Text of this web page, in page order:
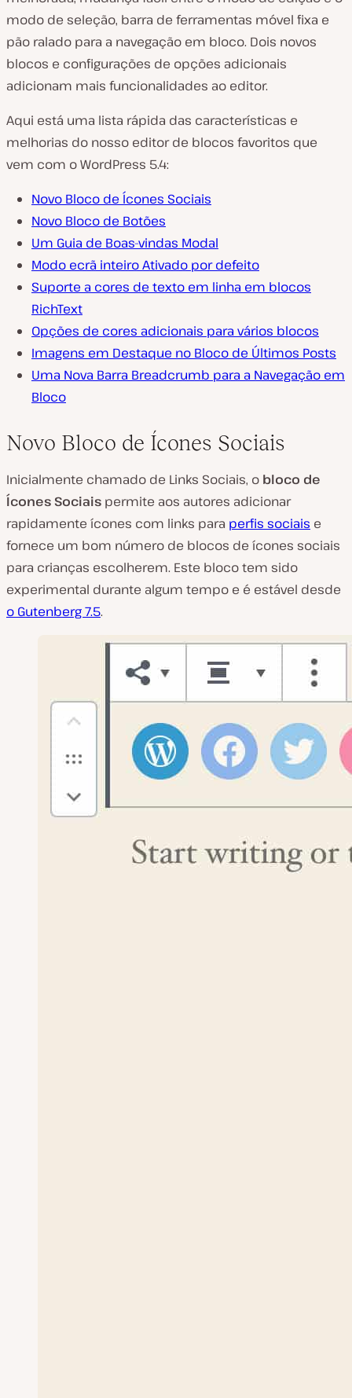
modo de seleção, barra de ferramentas móvel fixa e
pão ralado para a navegação em bloco. Dois novos
blocos e configurações de opções adicionais
adicionam mais funcionalidades ao editor.
Aqui está uma lista rápida das características e
melhorias do nosso editor de blocos favoritos que
vem com o WordPress 5.4:
Novo Bloco de Ícones Sociais
Novo Bloco de Botões
Um Guia de Boas-vindas Modal
Modo ecrã inteiro Ativado por defeito
Suporte a cores de texto em linha em blocos
RichText
Opções de cores adicionais para vários blocos
Imagens em Destaque no Bloco de Últimos Posts
Uma Nova Barra Breadcrumb para a Navegação em
Bloco
Novo Bloco de Ícones Sociais
Inicialmente chamado de Links Sociais, o bloco de
Ícones Sociais permite aos autores adicionar
rapidamente ícones com links para perfis sociais e
fornece um bom número de blocos de ícones sociais
para crianças escolherem. Este bloco tem sido
experimental durante algum tempo e é estável desde
o Gutenberg 7.5.